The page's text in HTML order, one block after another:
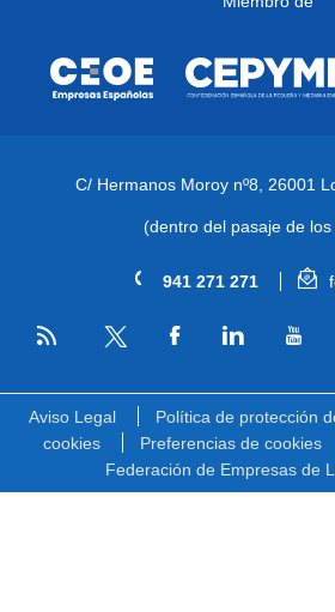
C/ Hermanos Moroy nº8, 26001
(dentro del pasaje de los
941 271 271
RSS
Aviso Legal Política de protección
cookies
Preferencias de cookies
Federación de Empresas de